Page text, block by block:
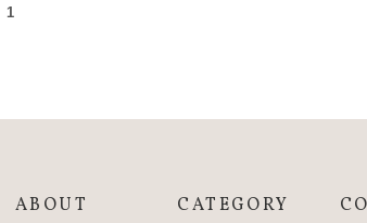
1
ABOUT CATEGORY